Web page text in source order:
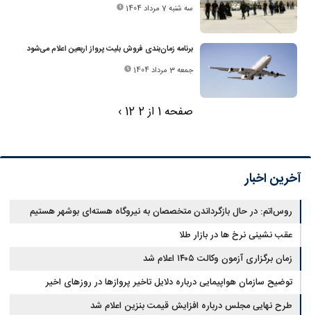
سه شنبه 7 مرداد 1404
برنامه زمان‌بندی فروش بلیت پرواز اربعین اعلام می‌شود
جمعه 3 مرداد 1404
صفحه 1 از 2 12
›
آخرین اخبار
روس‌اتم: در حال بازگرداندن متخصصان به نیروگاه هسته‌ای بوشهر هستیم
عقب نشینی نرخ ها در بازار طلا
زمان برگزاری آزمون وکالت ۱۴۰۵ اعلام شد
توضیح سازمان هواپیمایی درباره دلایل تاخیر پروازها در روزهای اخیر
طرح نهایی مجلس درباره افزایش قیمت بنزین اعلام شد